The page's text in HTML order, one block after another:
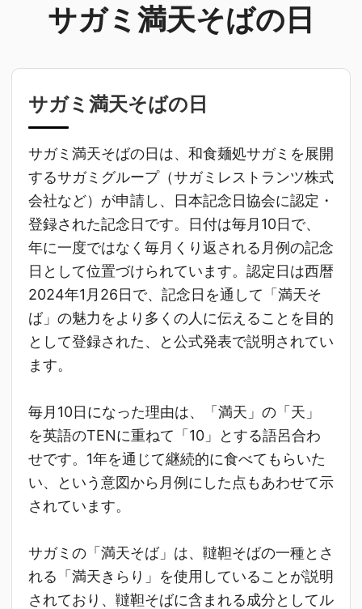
サガミ満天そばの日
サガミ満天そばの日
サガミ満天そばの日は、和食麺処サガミを展開
するサガミグループ（サガミレストランツ株式
会社など）が申請し、日本記念日協会に認定・
登録された記念日です。日付は毎月10日で、
年に一度ではなく毎月くり返される月例の記念
日として位置づけられています。認定日は西暦
2024年1月26日で、記念日を通して「満天そ
ば」の魅力をより多くの人に伝えることを目的
として登録された、と公式発表で説明されてい
ます。
毎月10日になった理由は、「満天」の「天」
を英語のTENに重ねて「10」とする語呂合わ
せです。1年を通じて継続的に食べてもらいた
い、という意図から月例にした点もあわせて示
されています。
サガミの「満天そば」は、韃靼そばの一種とさ
れる「満天きらり」を使用していることが説明
されており、韃靼そばに含まれる成分としてル